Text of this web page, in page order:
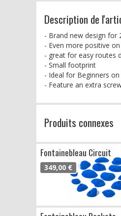
Description de
- Brand new design for
- Even more positive
- great for easy routes
- Small footprint
- Ideal for Beginners
- Feature an extra
Produits connexes
Fontainebleau Circuit
349,00 €